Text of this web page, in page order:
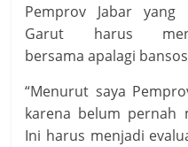
Pemprov Jabar yang
Garut harus
bersama apalagi
“Menurut saya
karena belum pernah
Ini harus menjadi